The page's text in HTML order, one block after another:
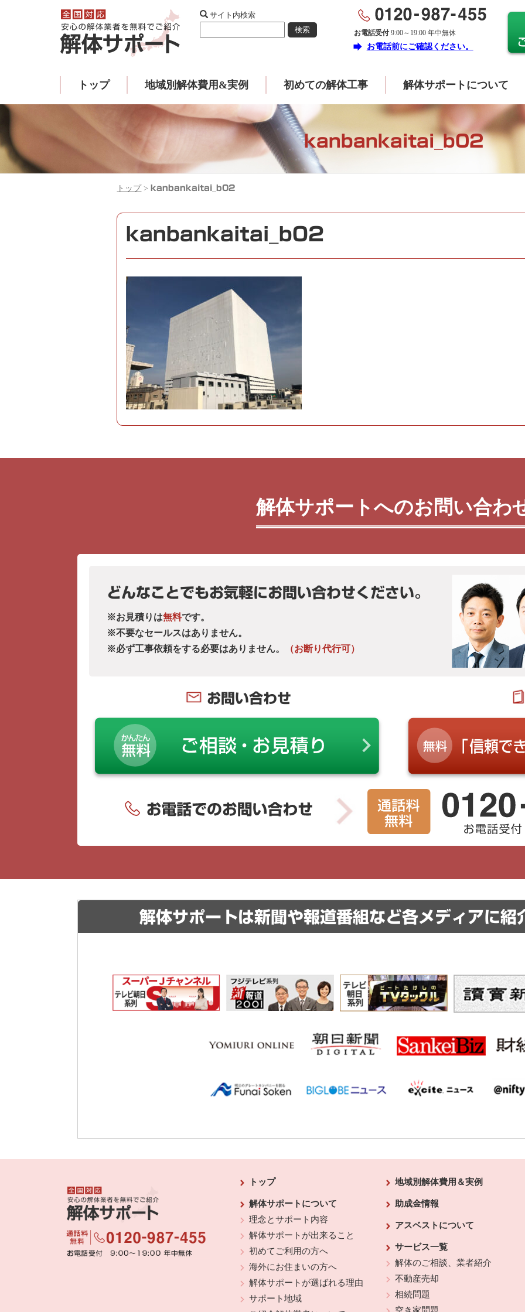
サイト内検索
お電話受付9:00～19:00 年中無休
forward お電話前にご確認ください。
トップ 地域別解体費用&実例 初めての解体工事 解体サポートについて
kanbankaitai_b02
トップ > kanbankaitai_b02
kanbankaitai_b02
解体サポートへのお問い合わ
どんなことでもお気軽にお問い合わせください。
※お見積りは無料です。
※不要なセールスはありません。
※必ず工事依頼をする必要はありません。
（お断り代行可）
お問い合わせ
解体サポートは新聞や報道番組など各メディアに紹
トップ
解体サポートについて
理念とサポート内容
解体サポートが出来ること
初めてご利用の方へ
海外にお住まいの方へ
解体サポートが選ばれる理由
サポート地域
地域別解体費用＆実例
助成金情報
アスベストについて
サービス一覧
解体のご相談、業者紹介
不動産売却
相続問題
空き家問題